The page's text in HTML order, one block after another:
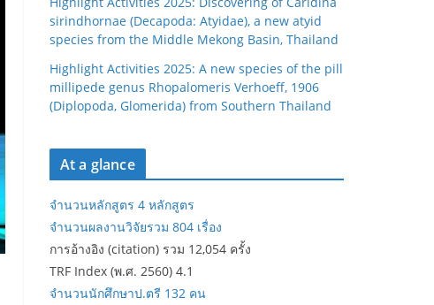
sirindhornae (Decapoda: Atyidae), a new atyid
species from the Middle Mekong Basin, Thailand
Highlight Activities 2025: A new species of the pill
millipede genus Rhopalomeris Verhoeff, 1906
(Diplopoda, Glomerida) from Southern Thailand
At a glance
จำนวนหลักสูตร 4 หลักสูตร
จำนวนผลงานวิจัยรวม 804 เรื่อง
การอ้างอิง (citation) รวม 12,054 ครั้ง
TRF Index (พ.ศ. 2560) 4.1
จำนวนนักศึกษาป.ตรี 132 คน